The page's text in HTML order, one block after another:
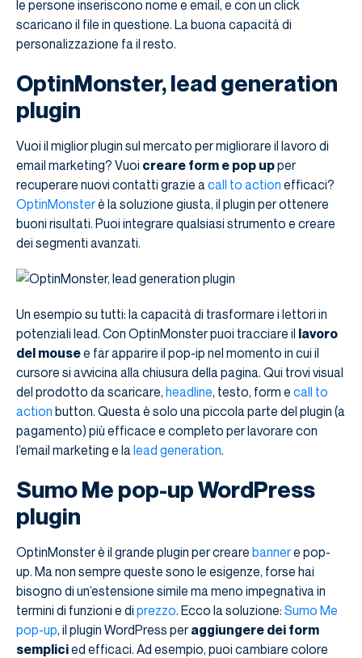
le persone inseriscono nome e email, e con un click
scaricano il file in questione. La buona capacità di
personalizzazione fa il resto.
OptinMonster, lead generation
plugin
Vuoi il miglior plugin sul mercato per migliorare il lavoro di
email marketing? Vuoi creare form e pop upper
recuperare nuovi contatti grazie a call to action efficaci?
OptinMonsterè la soluzione giusta, il plugin per ottenere
buoni risultati. Puoi integrare qualsiasi strumento e creare
dei segmenti avanzati.
Un esempio su tutti: la capacità di trasformare i lettori in
potenziali lead. Con OptinMonster puoi tracciare il lavoro
del mousee far apparire il pop-ip nel momento in cui il
cursore si avvicina alla chiusura della pagina. Qui trovi visual
del prodotto da scaricare, headline, testo, form e call to
action button. Questa è solo una piccola parte del plugin (a
pagamento) più efficace e completo per lavorare con
l’email marketing e la lead generation.
Sumo Me pop-up WordPress
plugin
OptinMonster è il grande plugin per creare bannere pop-
up. Ma non sempre queste sono le esigenze, forse hai
bisogno di un’estensione simile ma meno impegnativa in
termini di funzioni e di prezzo. Ecco la soluzione: Sumo Me
pop-up, il plugin WordPress peraggiungere dei form
semplicied efficaci. Ad esempio, puoi cambiare colore